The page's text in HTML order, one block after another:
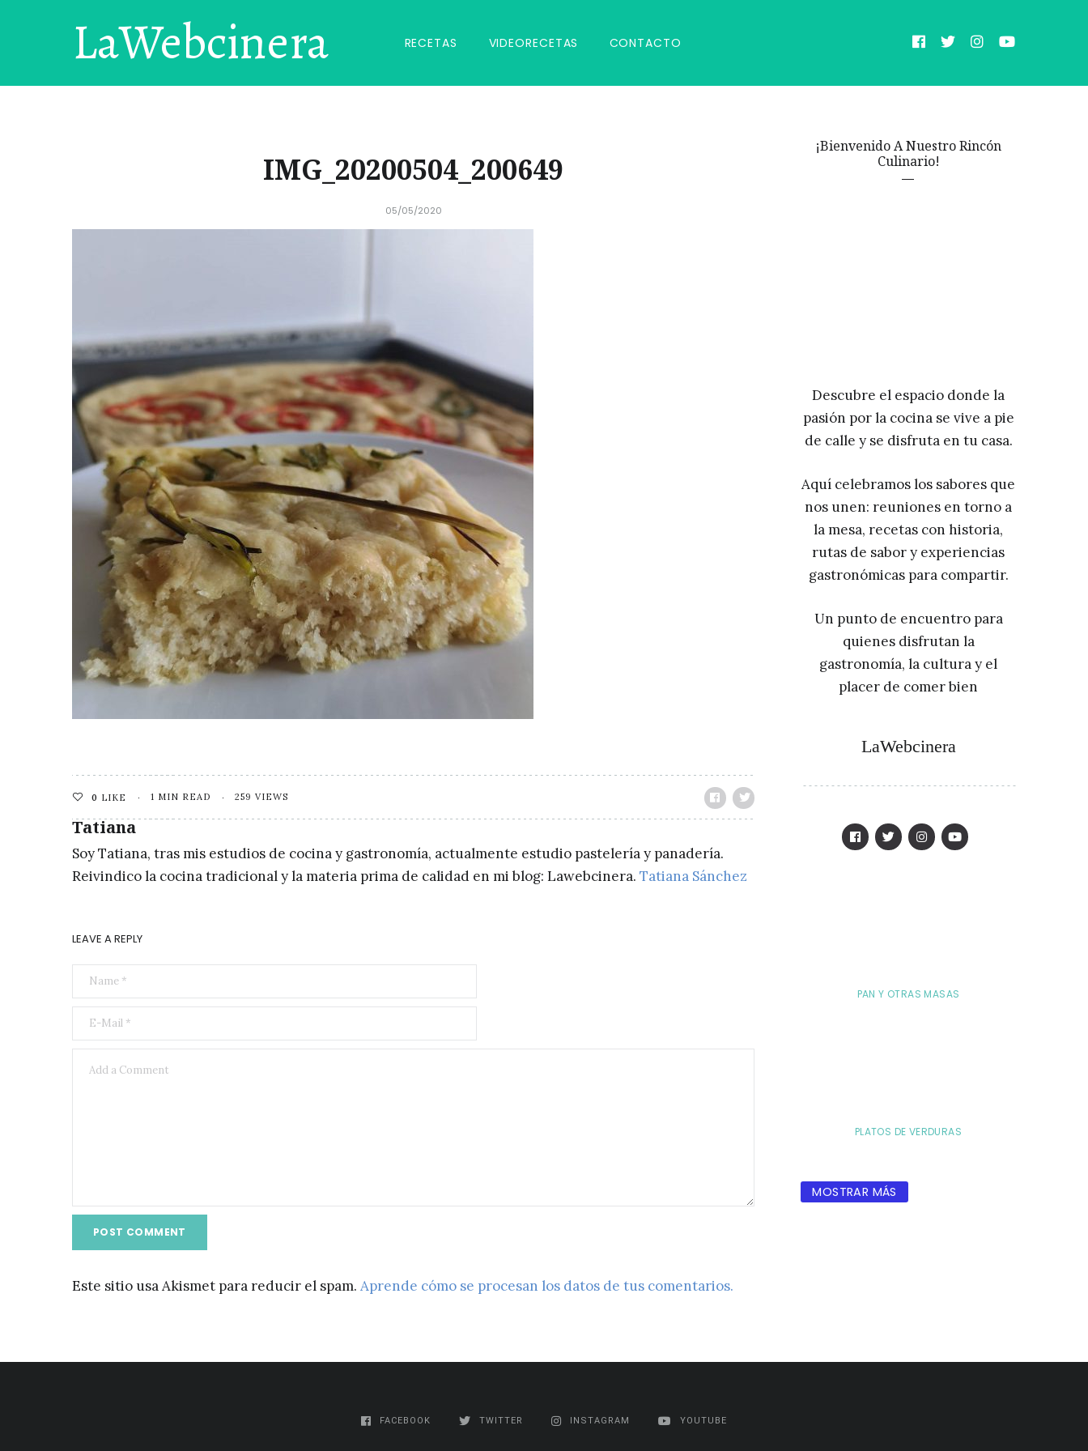
LaWebcinera RECETAS VIDEORECETAS CONTACTO
IMG_20200504_200649
05/05/2020
0 LIKE 1 MIN READ 259 VIEWS
Tatiana
Soy Tatiana, tras mis estudios de cocina y gastronomía, actualmente estudio pastelería y panadería.
Reivindico la cocina tradicional y la materia prima de calidad en mi blog: Lawebcinera. Tatiana Sánchez
LEAVE A REPLY
Este sitio usa Akismet para reducir el spam. Aprende cómo se procesan los datos de tus comentarios.
¡Bienvenido A Nuestro Rincón
Culinario!
Descubre el espacio donde la
pasión por la cocina se vive a pie
de calle y se disfruta en tu casa.
Aquí celebramos los sabores que
nos unen: reuniones en torno a
la mesa, recetas con historia,
rutas de sabor y experiencias
gastronómicas para compartir.
Un punto de encuentro para
quienes disfrutan la
gastronomía, la cultura y el
placer de comer bien
LaWebcinera
PAN Y OTRAS MASAS
PLATOS DE VERDURAS
MOSTRAR MÁS
FACEBOOK TWITTER INSTAGRAM YOUTUBE